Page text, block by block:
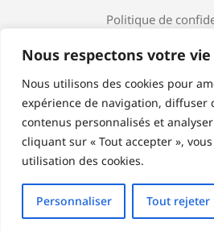
Nous respectons votre
Nous utilisons des cookies pour
expérience de navigation, diffuser
contenus personnalisés et
cliquant sur « Tout accepter »,
utilisation des cookies.
Personnaliser Tout rejeter
Politique de
Mentions
© Copyright 2023 Jardin Bleu
Accepter: